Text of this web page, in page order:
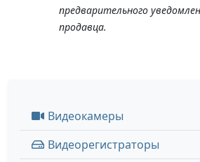
предварительного
продавца.
Видеокамеры
Видеорегистраторы